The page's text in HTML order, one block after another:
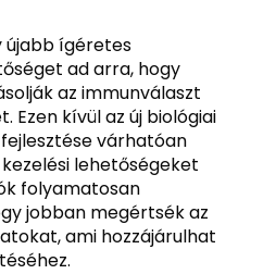
újabb ígéretes
ad arra, hogy
az immunválaszt
Ezen kívül az új biológiai
várhatóan
lehetőségeket
folyamatosan
jobban megértsék az
ami hozzájárulhat